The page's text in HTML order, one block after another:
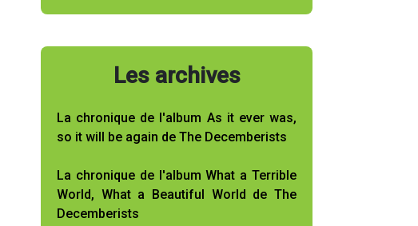
Les archives
La chronique de l'album As it ever was,
so it will be again de The Decemberists
La chronique de l'album What a Terrible
World, What a Beautiful World de The
Decemberists